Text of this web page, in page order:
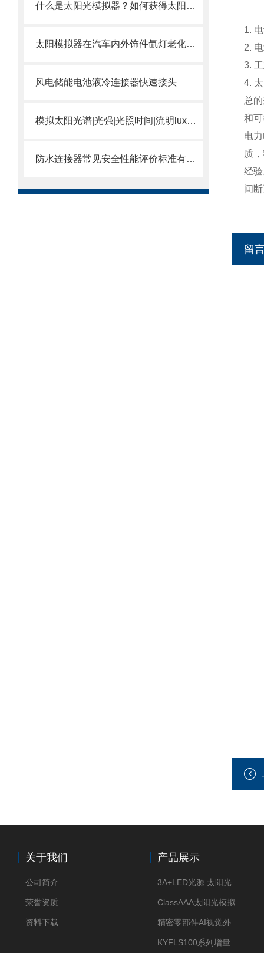
什么是太阳光模拟器？如何获得太阳光的模拟光源？
太阳模拟器在汽车内外饰件氙灯老化试验作用
风电储能电池液冷连接器快速接头
模拟太阳光谱|光强|光照时间|流明lux设备太阳光模拟器
防水连接器常见安全性能评价标准有哪些？
1.
2.
3.
4.
总
和
电
质
经
间
留
关于我们
公司简介
荣誉资质
资料下载
产品展示